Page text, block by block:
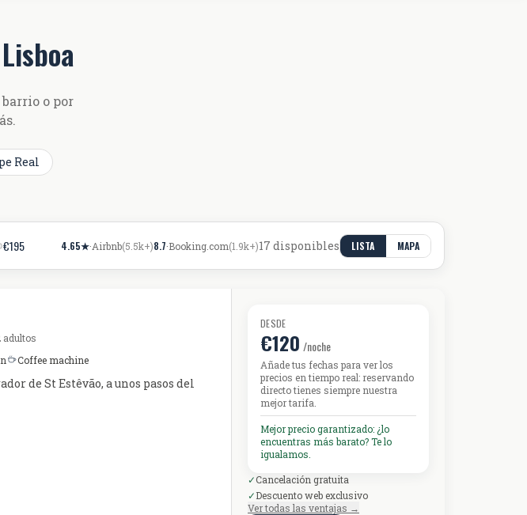
o por
Real
€195 4.65★·Airbnb(5.5k+)8.7·Booking.com(1.9k+)17 disponibles LISTA MAPA
adultos
Coffee machine
de St Estêvão, a unos pasos del
DESDE
€120 /noche
Añade tus fechas para ver los
precios en tiempo real: reservando
directo tienes siempre nuestra
mejor tarifa.
Mejor precio garantizado: ¿lo
encuentras más barato? Te lo
igualamos.
✓Cancelación gratuita
✓Descuento web exclusivo
Ver todas las ventajas →